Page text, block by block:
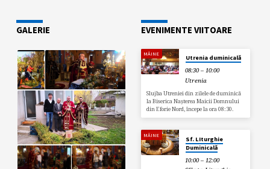
GALERIE EVENIMENTE VIITOARE
MÂINE
Utrenia duminicală
08:30 – 10:00
Utrenia
Slujba Utreniei din zilele de duminică
la Biserica Nașterea Maicii Domnului
din Eforie Nord, începe la ora 08:30.
MÂINE
Sf. LIturghie
Duminicală
10:00 – 12:00